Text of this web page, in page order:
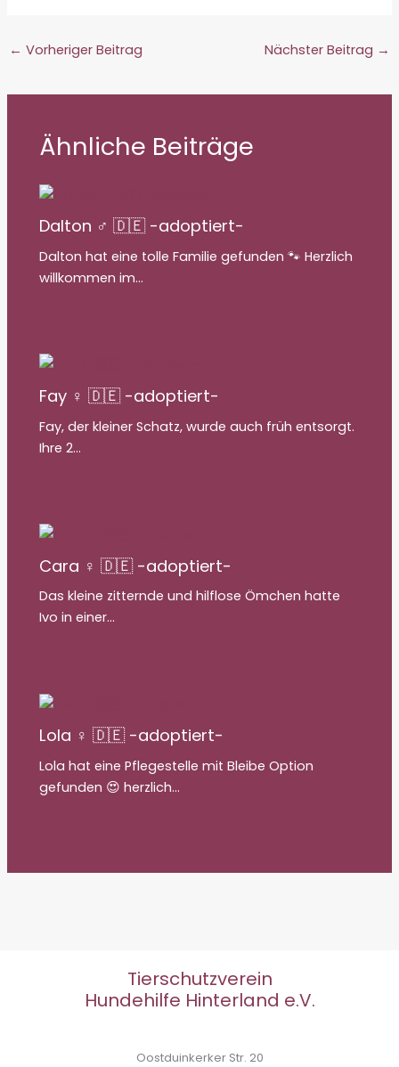
← Vorheriger Beitrag Nächster Beitrag →
Ähnliche Beiträge
Dalton ♂ 🇩🇪 -adoptiert-
Dalton hat eine tolle Familie gefunden 🐾 Herzlich
willkommen im…
Fay ♀ 🇩🇪 -adoptiert-
Fay, der kleiner Schatz, wurde auch früh entsorgt.
Ihre 2…
Cara ♀ 🇩🇪 -adoptiert-
Das kleine zitternde und hilflose Ömchen hatte
Ivo in einer…
Lola ♀ 🇩🇪 -adoptiert-
Lola hat eine Pflegestelle mit Bleibe Option
gefunden 😍 herzlich…
Tierschutzverein
Hundehilfe Hinterland e.V.
Oostduinkerker Str. 20